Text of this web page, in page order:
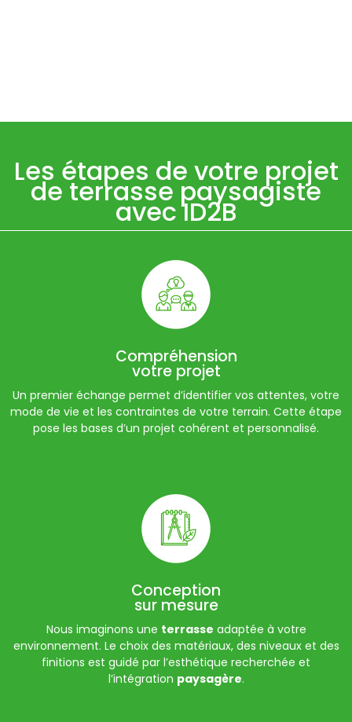
Les étapes de votre projet
de terrasse paysagiste
avec ID2B
Compréhension
votre projet
Un premier échange permet d’identifier vos attentes, votre
mode de vie et les contraintes de votre terrain. Cette étape
pose les bases d’un projet cohérent et personnalisé.
Conception
sur mesure
Nous imaginons une terrasse adaptée à votre
environnement. Le choix des matériaux, des niveaux et des
finitions est guidé par l’esthétique recherchée et
l’intégration paysagère.